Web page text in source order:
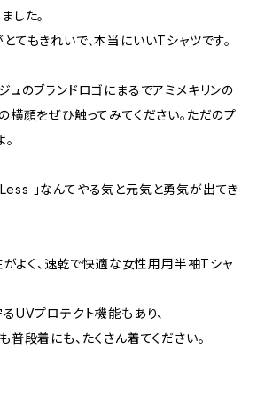
した。
てもきれいで、本当にいいTシャツです。
ュのブランドロゴにまるでアミメキリンの
横顔をぜひ触ってみてください。ただのプ
」なんてやる気と元気と勇気が出てき
がよく、速乾で快適な女性用用半袖Tシャ
UVプロテクト機能もあり、
普段着にも、たくさん着てください。